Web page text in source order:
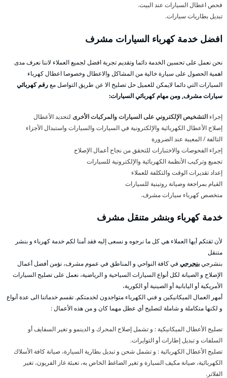
فحص اعطال السيارات عند البيت.
تبديل بطاريات سيارات.
افضل خدمة كهرباء السيارات مشرف
نحن نعمل على تحسين الخدمة دائما وتقديم تجربة افضل لجميع العملاء لاننا نعرف مدى
اهمية الحصول على سيارة خالية من المشاكل والاعطال وخصوصا اعطال كهرباء
السيارات التي دائما لايمكن للعميل حل تصليخ الا عن طريق التواصل معرقم كهربائي
سيارات مشرف, ومن مهام كهربائي السيارات:
إجراء التشخيص الإلكتروني على السيارات والمركبات الأخرى لتحديد الأعطال
إصلاح الأعطال الكهربائية والإلكترونية في السيارات والسيارات واستبدال الأجزاء
التالفة / المعيبة عند الضرورة
إجراء الفحوصات والاختبارات للتحقق من نجاح أعمال الإصلاح
تجميع وتركيب الأنظمة الكهربائية والإلكترونية للسيارات
إعداد تقديرات الوقت والتكلفة للعملاء
القيام بمراجعة وصيانة روتينية للسيارات
متخصص كهرباء سيارات مشرف.
خدمة كهرباء وبنشر متنقل مشرف
لأن ثقتكم أيها العملاء هي كل ما نرجوه و نسعى إليه فقد أمنا لكم خدمة كهرباء و بنشر
متنقل
بنشرجيبنجرجي في كافة النواحي و المناطق في عموم مشرف، نؤمن أفضل أعمال
الإصلاح و الصيانة لكل أنواع السيارات السياحية و الرياضية، نعمل على تصليح السيارات
الأمريكية أو اليابانية أو الصينية أو الكورية،
أمهر العمال الميكانيكين و فني الكهرباء متواجدون لخدمتكم. تقسم خدماتنا الى عدة أنواع
و لكنها متكاملة و شاملة لتصليح أي عطل مهما كان و من هذه الأعمال :
تصليح الأعطال الميكانيكية : و تشمل إصلاح المحرك و الدينمو و تغير السفايف أو
السلفات و تبديل إطارات أو التوايرات.
تصليح الأعطال الكهربائية : و تشمل شحن و تبديل بطارية السيارة، صيانة كافة الأسلاك
الكهربائية، صيانة مكيف السيارة و تغير الضاغط الخاص به، تعبئة غاز الفريون، تغير
الفلاتر.